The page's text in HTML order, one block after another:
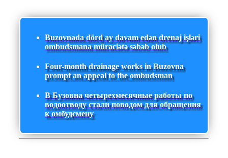
Buzovnada dörd ay davam edən drenaj işləri
ombudsmana müraciətə səbəb olub
Four-month drainage works in Buzovna
prompt an appeal to the ombudsman
В Бузовна четырехмесячные работы по
водоотводу стали поводом для обращения
к омбудсмену